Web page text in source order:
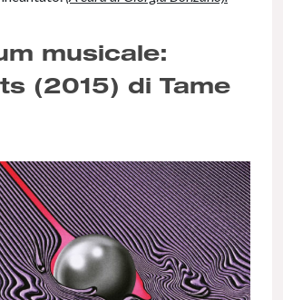
musicale:
(2015) di Tame